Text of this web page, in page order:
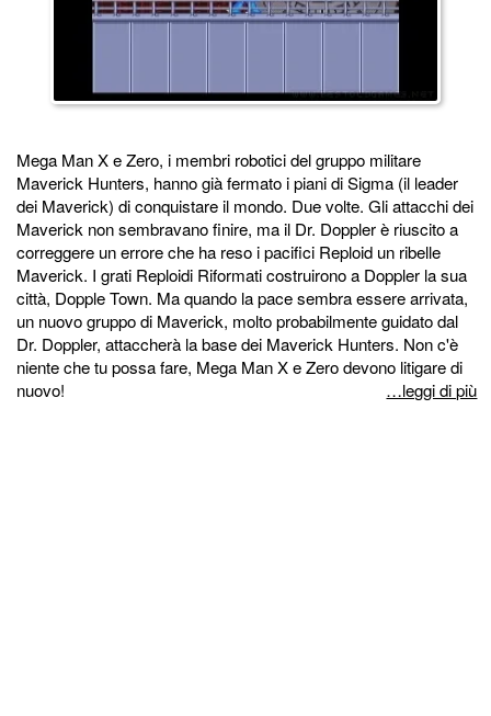
Mega Man X e Zero, i membri robotici del gruppo militare
Maverick Hunters, hanno già fermato i piani di Sigma (il leader
dei Maverick) di conquistare il mondo. Due volte. Gli attacchi dei
Maverick non sembravano finire, ma il Dr. Doppler è riuscito a
correggere un errore che ha reso i pacifici Reploid un ribelle
Maverick. I grati Reploidi Riformati costruirono a Doppler la sua
città, Dopple Town. Ma quando la pace sembra essere arrivata,
un nuovo gruppo di Maverick, molto probabilmente guidato dal
Dr. Doppler, attaccherà la base dei Maverick Hunters. Non c'è
niente che tu possa fare, Mega Man X e Zero devono litigare di
nuovo!
…leggi di più